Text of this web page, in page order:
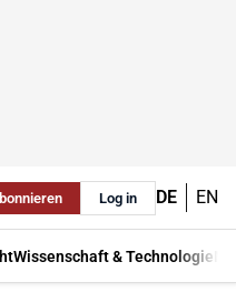
Log in DE EN
Wissenschaft & Technologie